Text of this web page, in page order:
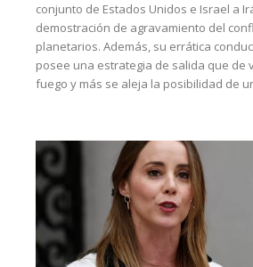
conjunto de Estados Unidos e Israel a
demostración de agravamiento del
planetarios. Además, su errática
posee una estrategia de salida que de
fuego y más se aleja la posibilidad de